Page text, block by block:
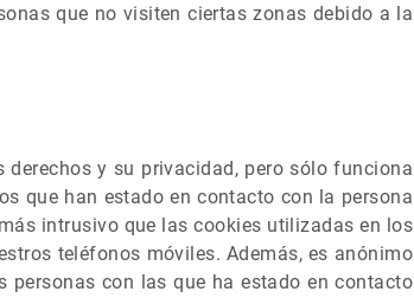
que no visiten ciertas zonas debido a la
y su privacidad, pero sólo funciona
que han estado en contacto con la persona
intrusivo que las cookies utilizadas en los
teléfonos móviles. Además, es anónimo
personas con las que ha estado en contacto